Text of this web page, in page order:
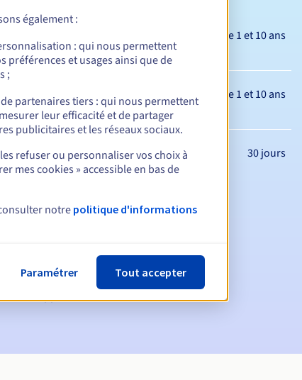
Entre 1 et 10 ans
Entre 1 et 10 ans
30 jours
du nom de domaine
la suppression du nom de domaine
également :
: qui nous permettent
préférences et usages ainsi que de
;
partenaires tiers : qui nous permettent
leur efficacité et de partager
publicitaires et les réseaux sociaux.
refuser ou personnaliser vos choix à
mes cookies » accessible en bas de
notre politique d'informations
Paramétrer Tout accepter